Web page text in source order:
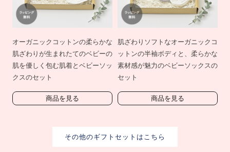
オーガニックコットンの柔らかな
肌ざわりが生まれたてのベビーの
肌を優しく包む肌着とベビーソッ
クスのセット
商品を見る
肌ざわりソフトなオーガニックコ
ットンの半袖ボディと、柔らかな
素材感が魅力のベビーソックスの
セット
商品を見る
その他のギフトセットはこちら